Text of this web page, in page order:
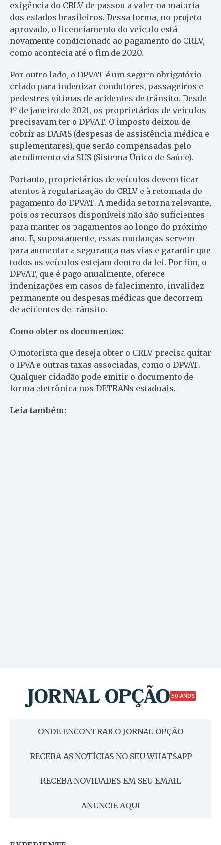
exigência do CRLV de passou a valer na maioria
dos estados brasileiros. Dessa forma, no projeto
aprovado, o licenciamento do veículo está
novamente condicionado ao pagamento do CRLV,
como acontecia até o fim de 2020.
Por outro lado, o DPVAT é um seguro obrigatório
criado para indenizar condutores, passageiros e
pedestres vítimas de acidentes de trânsito. Desde
1º de janeiro de 2021, os proprietários de veículos
precisavam ter o DPVAT. O imposto deixou de
cobrir as DAMS (despesas de assistência médica e
suplementares), que serão compensadas pelo
atendimento via SUS (Sistema Único de Saúde).
Portanto, proprietários de veículos devem ficar
atentos à regularização do CRLV e à retomada do
pagamento do DPVAT. A medida se torna relevante,
pois os recursos disponíveis não são suficientes
para manter os pagamentos ao longo do próximo
ano. E, supostamente, essas mudanças servem
para aumentar a segurança nas vias e garantir que
todos os veículos estejam dentro da lei. Por fim, o
DPVAT, que é pago anualmente, oferece
indenizações em casos de falecimento, invalidez
permanente ou despesas médicas que decorrem
de acidentes de trânsito.
Como obter os documentos:
O motorista que deseja obter o CRLV precisa quitar
o IPVA e outras taxas associadas, como o DPVAT.
Qualquer cidadão pode emitir o documento de
forma eletrônica nos DETRANs estaduais.
Leia também:
50 ANOS
ONDE ENCONTRAR O JORNAL OPÇÃO
RECEBA AS NOTÍCIAS NO SEU WHATSAPP
RECEBA NOVIDADES EM SEU EMAIL
ANUNCIE AQUI